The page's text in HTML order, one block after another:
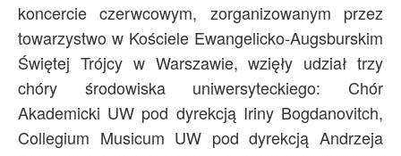
koncercie czerwcowym, zorganizowanym przez
towarzystwo w Kościele Ewangelicko-Augsburskim
Świętej Trójcy w Warszawie, wzięły udział trzy
chóry środowiska uniwersyteckiego: Chór
Akademicki UW pod dyrekcją Iriny Bogdanovitch,
Collegium Musicum UW pod dyrekcją Andrzeja